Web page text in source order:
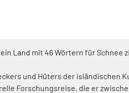
Land mit 46 Wörtern für
und Hüters der isländischen
Forschungsreise, die er